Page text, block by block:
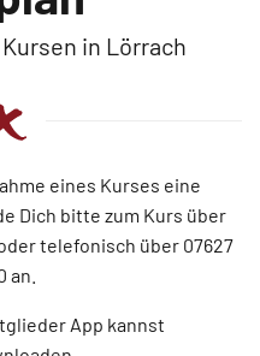
in Lörrach
eines Kurses eine
Dich bitte zum Kurs über
telefonisch über 07627
an.
App kannst